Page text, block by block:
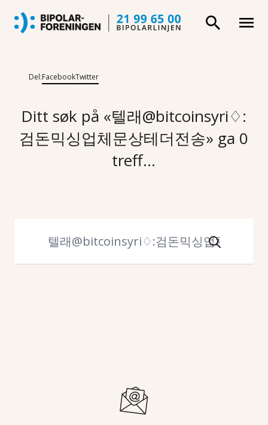
Del:FacebookTwitter
Ditt søk på «텔래@bitcoinsyri♢:
검돈믹싱업체문상테더전송» ga 0
treff...